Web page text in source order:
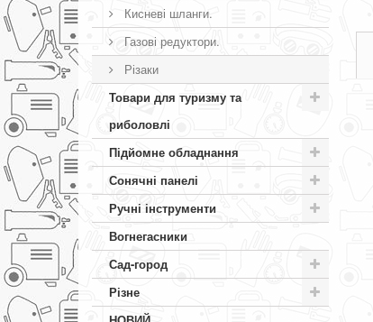
Кисневі шланги.
Газові редуктори.
Різаки
Товари для туризму та
риболовлі
Підйомне обладнання
Сонячні панелі
Ручні інструменти
Вогнегасники
Сад-город
Різне